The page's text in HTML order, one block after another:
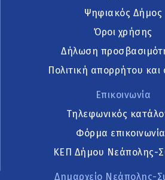
Ψηφιακός Δήμος
Όροι χρήσης
Δήλωση
Πολιτική απορρήτου και
Επικοινωνία
Τηλεφωνικός
Φόρμα
ΚΕΠ Δήμου Νεάπολης-
Δημαρχείο Νεάπολης-